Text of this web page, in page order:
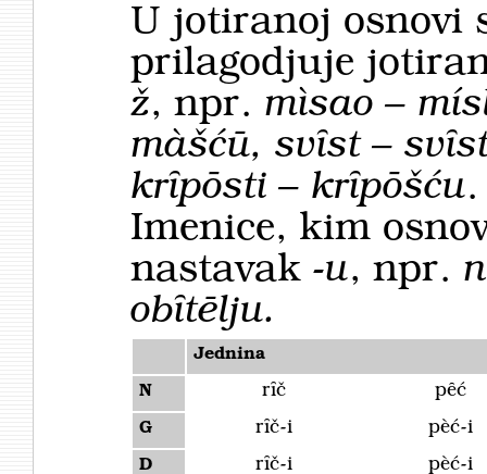
U jotiranoj osnovi
prilagodjuje
ž, npr. mìsao –
màšćū, svȋst –
krȋpōsti – krȋpōšću.
Imenice, kim
nastavak -u, npr.
obȋtēlju.
Jednina
N
rȋč pȇć
G rȋč-i pèć-i
D rȋč-i pèć-i